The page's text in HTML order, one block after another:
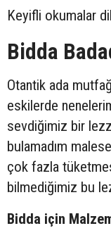
Keyifli okumalar
Bidda
Otantik ada
eskilerde
sevdiğimiz bir
bulamadım
çok fazla
bilmediğimiz bu
Bidda için